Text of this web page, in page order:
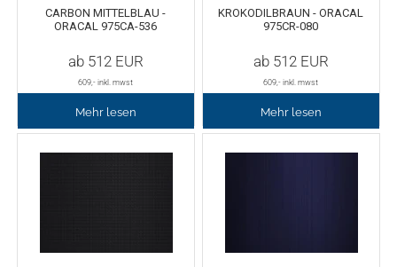
Spezielle Filamente
Materialien für die Stickerei
3D-Drucker Bauplatte
CARBON MITTELBLAU -
ORACAL 975CA-536
ab 512 EUR
609 ,- inkl. mwst
Mehr lesen
KROKODILBRAUN - ORACAL
975CR-080
ab 512 EUR
609 ,- inkl. mwst
Mehr lesen